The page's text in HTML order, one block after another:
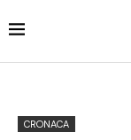
CRONACA